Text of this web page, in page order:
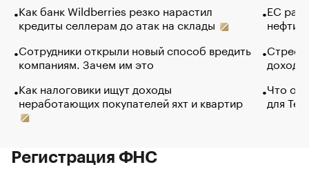
Как банк Wildberries резко нарастил
кредиты селлерам до атак на склады
Сотрудники открыли новый способ вредить
компаниям. Зачем им это
Как налоговики ищут доходы
неработающих покупателей яхт и квартир
ЕС
нефти
Что
для
Регистрация ФНС